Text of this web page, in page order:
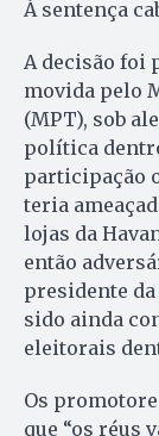
À sentença
A decisão foi
movida pelo
(MPT), sob
política
participação
teria
lojas da
então
presidente
sido ainda
eleitorais
Os
que “os réus